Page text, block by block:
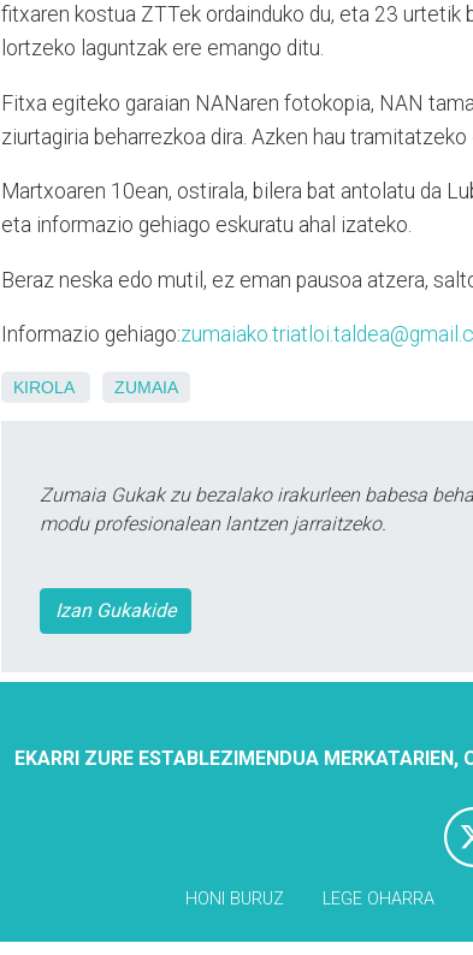
fitxaren kostua ZTTek ordainduko du, eta 23 urtetik
lortzeko laguntzak ere emango ditu.
Fitxa egiteko garaian NANaren fotokopia, NAN
ziurtagiria beharrezkoa dira. Azken hau
Martxoaren 10ean, ostirala, bilera bat antolatu da
eta informazio gehiago eskuratu ahal izateko.
Beraz neska edo mutil, ez eman pausoa atzera,
Informazio gehiago:
KIROLA ZUMAIA
Zumaia Gukak zu bezalako irakurleen babesa
modu profesionalean lantzen jarraitzeko.
Izan Gukakide
EKARRI ZURE ESTABLEZIMENDUA MERKATARIEN,
HONI BURUZ LEGE OHARRA